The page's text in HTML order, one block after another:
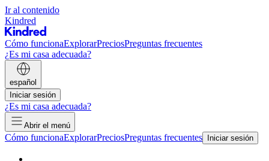
Ir al contenido
Kindred
Cómo funcionaExplorarPreciosPreguntas frecuentes
¿Es mi casa adecuada?
español
Iniciar sesión
¿Es mi casa adecuada?
Abrir el menú
Cómo funcionaExplorarPreciosPreguntas frecuentes Iniciar sesión